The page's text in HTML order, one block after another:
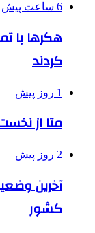
6 ساعت پیش
هکرها با
کردند
1 روز پیش
متا از
2 روز پیش
آخرین
کشور